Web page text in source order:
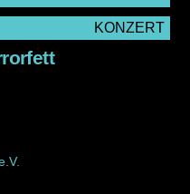
KONZERT